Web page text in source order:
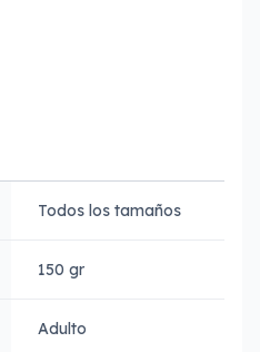
Todos los tamaños
150 gr
Adulto